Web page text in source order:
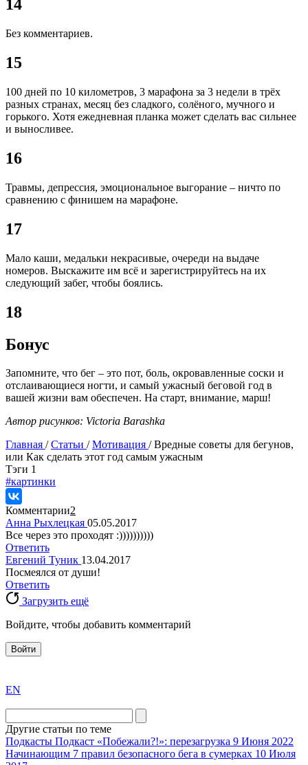
14
Без комментариев.
15
100 дней по 10 километров, 3 марафона за 3 недели в трёх
разных странах, месяц без сладкого, солёного, мучного и
горького. Хотя ежедневная планка может сделать вас сильнее
и выносливее.
16
Травмы, депрессия, эмоциональное выгорание – ничто по
сравнению с финишем на марафоне.
17
Мало каши, медальки некрасивые, очереди на выдаче
номеров. Выскажите им всё и зарегистрируйтесь на их
следующий забег, чтобы боялись.
18
Бонус
Запомните, что бег – это пот, боль, окровавленные соски и
отслаивающиеся ногти, и самый ужасный беговой год в
вашей жизни вам обеспечен. На старт, внимание, марш!
Автор рисунков: Victoria Barashka
Главная /Статьи /Мотивация /Вредные советы для бегунов,
или Как сделать этот год самым ужасным
Tэги 1
#картинки
Комментарии2
Анна Рыхлецкая 05.05.2017
Все через это проходят :))))))))))
Ответить
Евгений Туник 13.04.2017
Посмеялся от души!
Ответить
Загрузить ещё
Войдите, чтобы добавить комментарий
Войти
the
division
agent
watch
replica
EN
Другие статьи по теме
Подкасты Подкаст «Побежали?!»: перезагрузка 9 Июня 2022
Начинающим 7 правил безопасного бега в сумерках 10 Июля